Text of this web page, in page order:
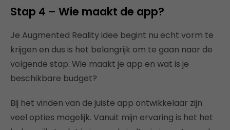
Stap 4 – Wie maakt de app?
Je Augmented Reality idee begint nu echt vorm te
krijgen en dus is het belangrijk om te gaan naar de
volgende stap. Wie maakt je app en wat is je
beschikbare budget?
Bij het vinden van de juiste app ontwikkelaar zijn
veel opties mogelijk. Vanuit mijn ervaring is het het